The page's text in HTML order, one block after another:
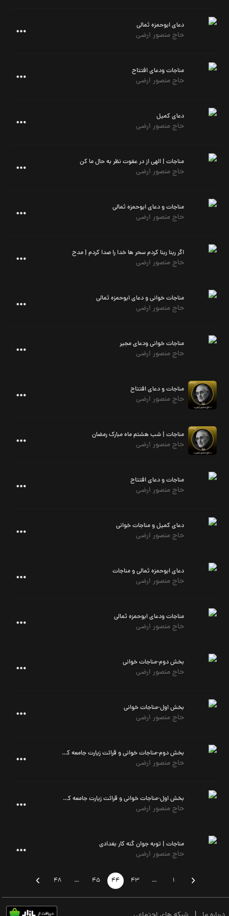
دعای ابوحمزه ثمالی
حاج منصور ارضی
مناجات ودعای افتتاح
حاج منصور ارضی
دعای کمیل
حاج منصور ارضی
مناجات | الهی از در عفوت نظر به حال ما کن
حاج منصور ارضی
مناجات و دعای ابوحمزه ثمالی
حاج منصور ارضی
اگر ربنا ربنا کردم سحر ها خدا را صدا کردم | مدح
حاج منصور ارضی
مناجات خوانی و دعای ابوحمزه ثمالی
حاج منصور ارضی
مناجات خوانی ودعای مجیر
حاج منصور ارضی
مناجات و دعای افتتاح
حاج منصور ارضی
مناجات | شب هشتم ماه مبارک رمضان
حاج منصور ارضی
مناجات و دعای افتتاح
حاج منصور ارضی
دعای کمیل و مناجات خوانی
حاج منصور ارضی
دعای ابوحمزه ثمالی و مناجات
حاج منصور ارضی
مناجات ودعای ابوحمزه ثمالی
حاج منصور ارضی
بخش دوم-مناجات خوانی
حاج منصور ارضی
بخش اول-مناجات خوانی
حاج منصور ارضی
بخش دوم-مناجات خوانی و قرائت زیارت جامعه کبیره
حاج منصور ارضی
بخش اول-مناجات خوانی و قرائت زیارت جامعه کبیره
حاج منصور ارضی
مناجات | توبه جوان گنه کار بغدادی
حاج منصور ارضی
1
…
43
44
45
…
48